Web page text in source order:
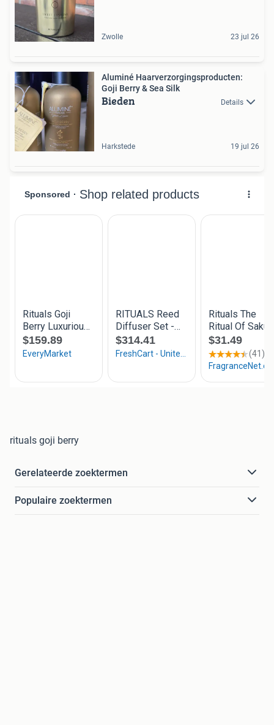
Zwolle 23 jul 26
Aluminé Haarverzorgingsproducten:
Goji Berry & Sea Silk
Bieden Details
Harkstede 19 jul 26
rituals goji berry
Gerelateerde zoektermen
Populaire zoektermen